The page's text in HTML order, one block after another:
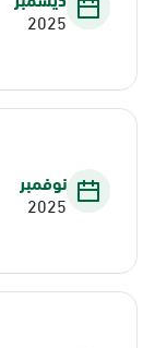
2025
نوفمبر
2025